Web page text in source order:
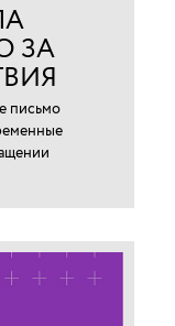
ЗА
письмо